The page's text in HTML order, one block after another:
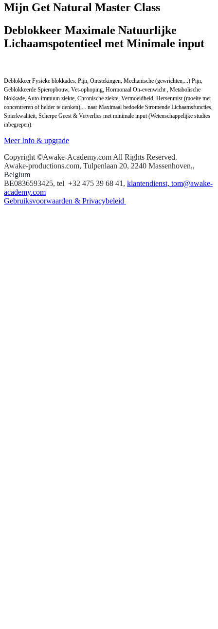
Mijn Get Natural Master Class
Deblokkeer Maximale Natuurlijke
Lichaamspotentieel met Minimale input
Deblokkeer Fysieke blokkades: Pijn, Ontstekingen, Mechanische (gewrichten,...) Pijn,
Geblokkeerde Spieropbouw, Vet-ophoping, Hormonaal On-evenwicht , Metabolische
blokkade, Auto-immuun ziekte, Chronische ziekte, Vermoeidheid, Hersenmist (moeite met
concentreren of helder te denken),... naar Maximaal bedoelde Stromende Lichaamsfuncties,
Spierkwaliteit, Scherpe Geest & Vetverlies met minimale input (Wetenschappelijke studies
inbegrepen).
Meer Info & upgrade
Copyright ©Awake-Academy.com All Rights Reserved.
Awake-productions.com, Tulpenlaan 20, 2240 Massenhoven,,
Belgium
BE0836593425, tel +32 475 39 68 41, klantendienst, tom@awake-
academy.com
Gebruiksvoorwaarden & Privacybeleid